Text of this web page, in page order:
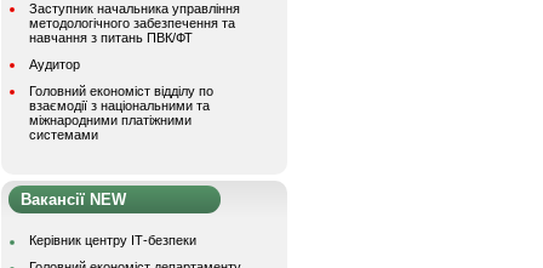
Заступник начальника управління
методологічного забезпечення та
навчання з питань ПВК/ФТ
Аудитор
Головний економіст відділу по
взаємодії з національними та
міжнародними платіжними
системами
Вакансії NEW
Керівник центру ІТ-безпеки